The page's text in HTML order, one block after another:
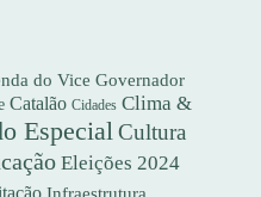
do Vice Governador
Catalão Cidades Clima &
EspecialCultura
Eleições 2024